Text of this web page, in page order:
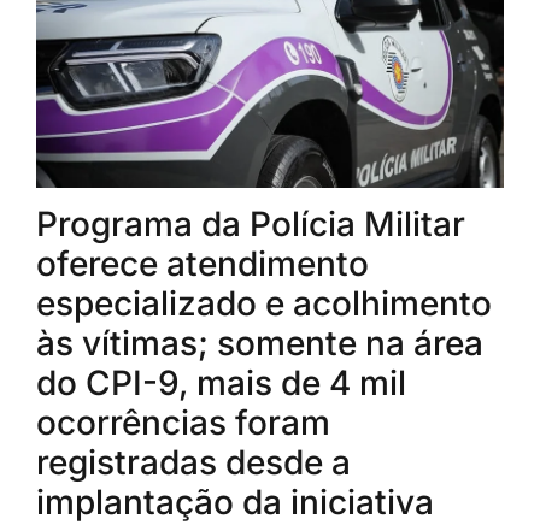
Programa da Polícia Militar
oferece atendimento
especializado e acolhimento
às vítimas; somente na área
do CPI-9, mais de 4 mil
ocorrências foram
registradas desde a
implantação da iniciativa